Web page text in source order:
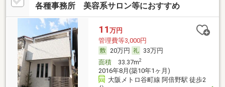
各種事務所 美容系サロン等におすすめ
11 万円
管理費等3,000円
20万円
33万円
面積33.37m2
2016年8月(築10年1ヶ月)
大阪メトロ谷町線 阿倍野駅 徒歩2